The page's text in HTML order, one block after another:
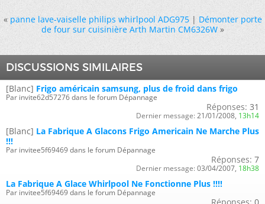
« panne lave-vaiselle philips whirlpool ADG975|Démonter porte
de four sur cuisinière Arth Martin CM6326W »
DISCUSSIONS SIMILAIRES
[Blanc] Frigo américain samsung, plus de froid dans frigo
Par invite62d57276 dans le forum Dépannage
Réponses: 31
Dernier message: 21/01/2008, 13h14
[Blanc] La Fabrique A Glacons Frigo Americain Ne Marche Plus
!!!
Par invitee5f69469 dans le forum Dépannage
Réponses: 7
Dernier message: 03/04/2007, 18h38
La Fabrique A Glace Whirlpool Ne Fonctionne Plus !!!!
Par invitee5f69469 dans le forum Dépannage